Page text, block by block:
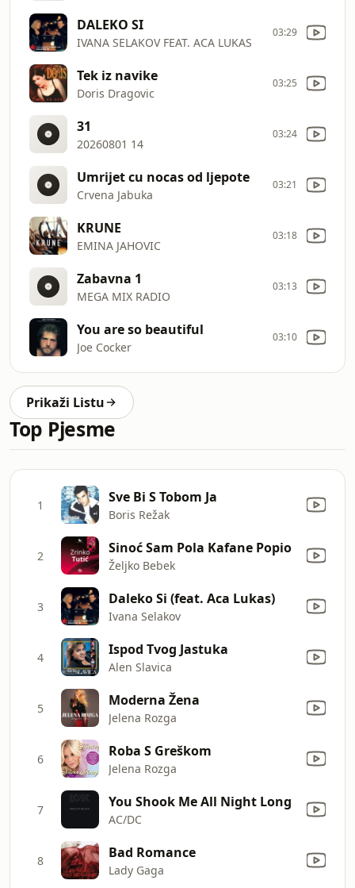
DALEKO SI
IVANA SELAKOV FEAT. ACA LUKAS
03:29
Tek iz navike
Doris Dragovic
03:25
31
20260801 14
03:24
Umrijet cu nocas od ljepote
Crvena Jabuka
03:21
KRUNE
EMINA JAHOVIC
03:18
Zabavna 1
MEGA MIX RADIO
03:13
You are so beautiful
Joe Cocker
03:10
Prikaži Listu
Top Pjesme
1 Sve Bi S Tobom Ja
Boris Režak
2 Sinoć Sam Pola Kafane Popio
Željko Bebek
3 Daleko Si (feat. Aca Lukas)
Ivana Selakov
4 Ispod Tvog Jastuka
Alen Slavica
5 Moderna Žena
Jelena Rozga
6 Roba S Greškom
Jelena Rozga
7 You Shook Me All Night Long
AC/DC
8 Bad Romance
Lady Gaga